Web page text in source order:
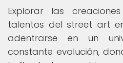
Explorar las
talentos del street art
adentrarse en un
constante evolución,